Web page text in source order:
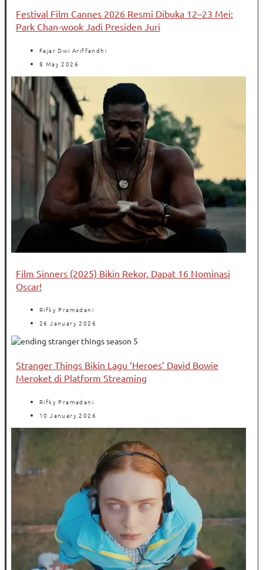
Festival Film Cannes 2026 Resmi Dibuka 12–23 Mei:
Park Chan-wook Jadi Presiden Juri
Fajar Dwi Ariffandhi
8 May 2026
Film Sinners (2025) Bikin Rekor, Dapat 16 Nominasi
Oscar!
Rifky Pramadani
26 January 2026
Stranger Things Bikin Lagu ‘Heroes’ David Bowie
Meroket di Platform Streaming
Rifky Pramadani
10 January 2026